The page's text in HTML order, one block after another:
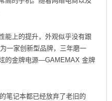
上的提升，外观似乎没有跟
一家创新型品牌，三年磨一
的金牌电源—GAMEMAX 金牌
记本都已经放弃了老旧的